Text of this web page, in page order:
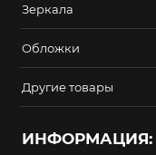
Зеркала
Обложки
Другие товары
ИНФОРМАЦИЯ: